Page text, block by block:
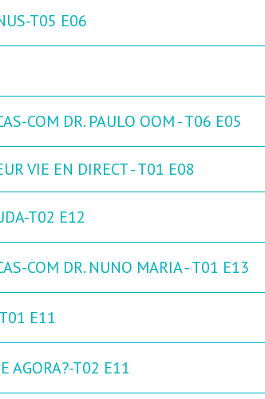
T05 E06
COM DR. PAULO OOM - T06 E05
VIE EN DIRECT - T01 E08
T02 E12
COM DR. NUNO MARIA - T01 E13
E11
AGORA?-T02 E11